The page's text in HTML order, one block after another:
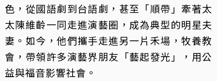
色，從國語劇到台語劇，甚至「順帶」牽著太
太陳維齡一同走進演藝圈，成為典型的明星夫
妻。如今，他們攜手走進另一片禾場，牧養教
會，帶領許多演藝界朋友「藝起發光」，用公
益與福音影響社會。